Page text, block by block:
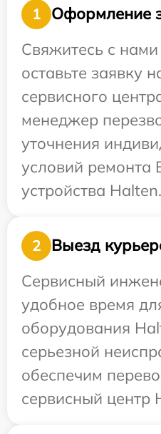
1
Оформление
Свяжитесь с
оставьте заявку
сервисного
менеджер
уточнения
условий ремонта
устройства Halten.
2
Выезд
Сервисный
удобное время
оборудования
серьезной
обеспечим
сервисный центр